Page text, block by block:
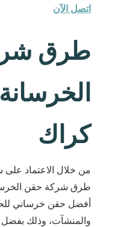
اتصل الآن
طرق
كراك
من خلال الاعتماد
طرق شركة حقن
أفضل حقن خرساني
والمنشآت، وذلك بفضل